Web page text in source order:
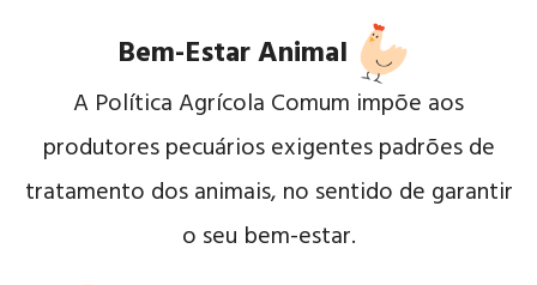
Bem-Estar Animal
A Política Agrícola Comum impõe aos
produtores pecuários exigentes padrões de
tratamento dos animais, no sentido de garantir
o seu bem-estar.